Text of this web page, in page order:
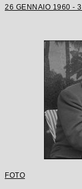
26 GENNAIO 1960 -
FOTO